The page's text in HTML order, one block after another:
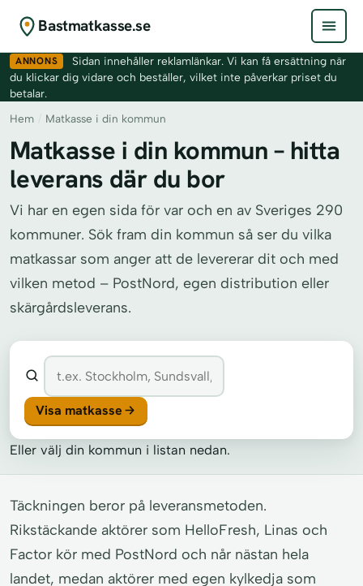
Bastmatkasse.se
ANNONS
Sidan innehåller reklamlänkar. Vi kan få ersättning när
du klickar dig vidare och beställer, vilket inte påverkar priset du
betalar.
Hem
Matkasse i din kommun
Matkasse i din kommun – hitta
leverans där du bor
Vi har en egen sida för var och en av Sveriges 290
kommuner. Sök fram din kommun så ser du vilka
matkassar som anger att de levererar dit och med
vilken metod – PostNord, egen distribution eller
skärgårdsleverans.
Visa matkasse
Eller välj din kommun i listan nedan.
Täckningen beror på leveransmetoden.
Rikstäckande aktörer som HelloFresh, Linas och
Factor kör med PostNord och når nästan hela
landet, medan aktörer med egen kylkedja som